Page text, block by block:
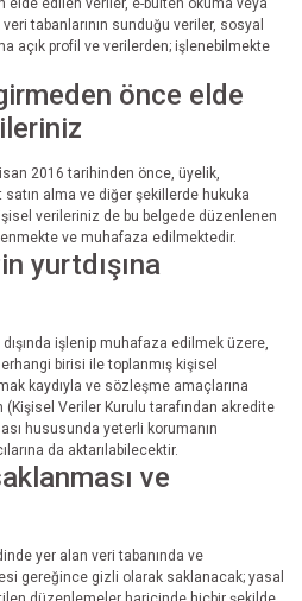
edilen veriler, e-bülten okuma veya
tabanlarının sunduğu veriler, sosyal
açık profil ve verilerden; işlenebilmekte
önce elde
2016 tarihinden önce, üyelik,
alma ve diğer şekillerde hukuka
verileriniz de bu belgede düzenlenen
ve muhafaza edilmektedir.
yurtdışına
işlenip muhafaza edilmek üzere,
birisi ile toplanmış kişisel
kaydıyla ve sözleşme amaçlarına
(Kişisel Veriler Kurulu tarafından akredite
hususunda yeterli korumanın
da aktarılabilecektir.
ve
yer alan veri tabanında ve
gereğince gizli olarak saklanacak; yasal